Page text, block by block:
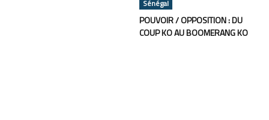
Sénégal
POUVOIR / OPPOSITION : DU
COUP KO AU BOOMERANG KO